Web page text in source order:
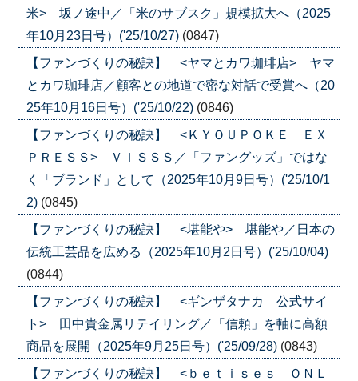
米> 坂ノ途中／「米のサブスク」規模拡大へ（2025
年10月23日号）('25/10/27) (0847)
【ファンづくりの秘訣】 <ヤマとカワ珈琲店> ヤマ
とカワ珈琲店／顧客との地道で密な対話で受賞へ（20
25年10月16日号）('25/10/22) (0846)
【ファンづくりの秘訣】 <ＫＹＯＵＰＯＫＥ ＥＸ
ＰＲＥＳＳ> ＶＩＳＳＳ／「ファングッズ」ではな
く「ブランド」として（2025年10月9日号）('25/10/1
2) (0845)
【ファンづくりの秘訣】 <堪能や> 堪能や／日本の
伝統工芸品を広める（2025年10月2日号）('25/10/04)
(0844)
【ファンづくりの秘訣】 <ギンザタナカ 公式サイ
ト> 田中貴金属リテイリング／「信頼」を軸に高額
商品を展開（2025年9月25日号）('25/09/28) (0843)
【ファンづくりの秘訣】 <ｂｅｔｉｓｅｓ ＯＮＬ